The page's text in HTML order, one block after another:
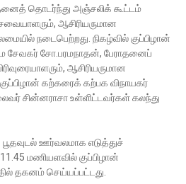
தொடர்ந்து அஞ்சலிக் கூட்டம்
ஆசிரியருமான
நடைபெற்றது. நிகழ்வில் குப்பிழான்
சேவகர் சோ.பரமநாதன், பேராதனைப்
ஆசிரியருமான
கற்கரைக் கற்பக விநாயகர்
சின்னராசா உள்ளிட்டவர்கள் கலந்து
ஊர்வலமாக எடுத்துச்
மணியளவில் குப்பிழான்
தகனம் செய்யப்பட்டது.